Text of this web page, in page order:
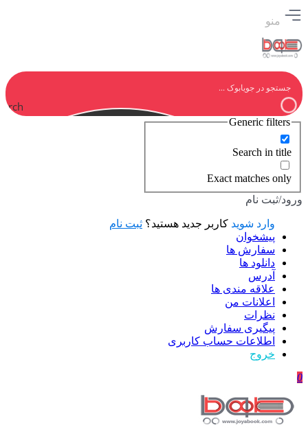
منو
Generic filters
Search in title
Exact matches only
ورود/ثبت نام
وارد شوید کاربر جدید هستید؟ ثبت نام
پیشخوان
سفارش ها
دانلود ها
آدرس
علاقه مندی ها
اعلانات من
نظرات
پیگیری سفارش
اطلاعات حساب كاربری
خروج
0